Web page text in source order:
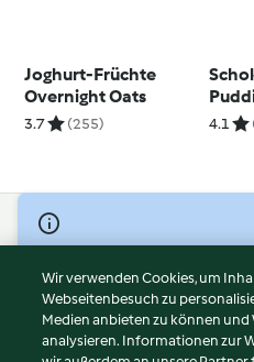
Joghurt-Früchte
Overnight Oats
3.7 (255) 4.1
© Copyright 2026
Nutzungsbedingungen
Datenschutzrichtlinien
Disclaimer
Wir verwenden Cookies, um
Webseitenbesuch zu
Medien anbieten zu können
analysieren. Informationen zur